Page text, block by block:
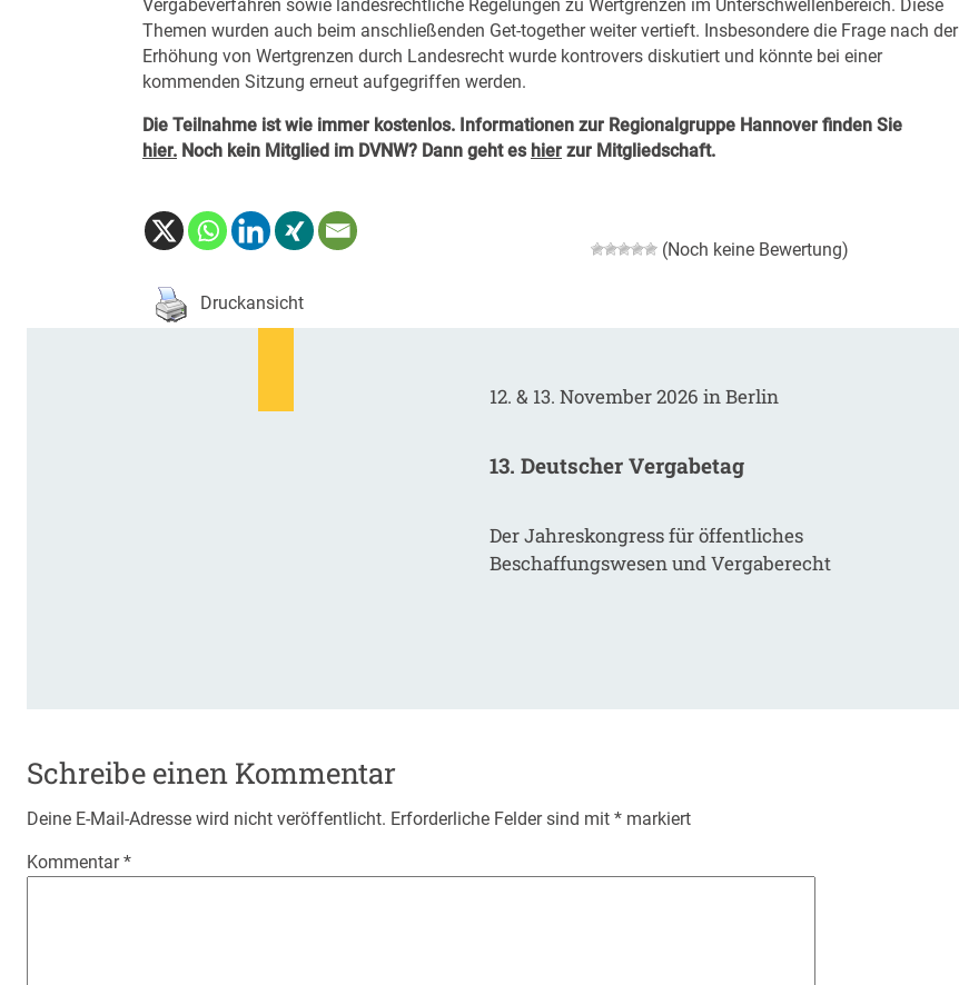
Vergabeverfahren sowie landesrechtliche Regelungen zu Wertgrenzen im Unterschwellenbereich. Diese
Themen wurden auch beim anschließenden Get-together weiter vertieft. Insbesondere die Frage nach der
Erhöhung von Wertgrenzen durch Landesrecht wurde kontrovers diskutiert und könnte bei einer
kommenden Sitzung erneut aufgegriffen werden.
Die Teilnahme ist wie immer kostenlos. Informationen zur Regionalgruppe Hannover finden Sie
hier. Noch kein Mitglied im DVNW? Dann geht es hier zur Mitgliedschaft.
(Noch keine Bewertung)
Druckansicht
12. & 13. November 2026 in Berlin
13. Deutscher Vergabetag
Der Jahreskongress für öffentliches
Beschaffungswesen und Vergaberecht
Schreibe einen Kommentar
Deine E-Mail-Adresse wird nicht veröffentlicht. Erforderliche Felder sind mit * markiert
Kommentar*